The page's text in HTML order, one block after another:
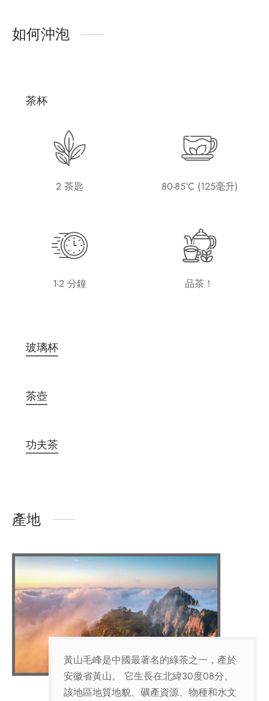
如何沖泡
茶杯
2 茶匙 80-85°C (125毫升)
1-2 分鐘 品茶！
玻璃杯
茶壺
功夫茶
產地
黃山毛峰是中國最著名的綠茶之一，產於
安徽省黃山。 它生長在北緯30度08分。
該地區地質地貌、礦產資源、物種和水文